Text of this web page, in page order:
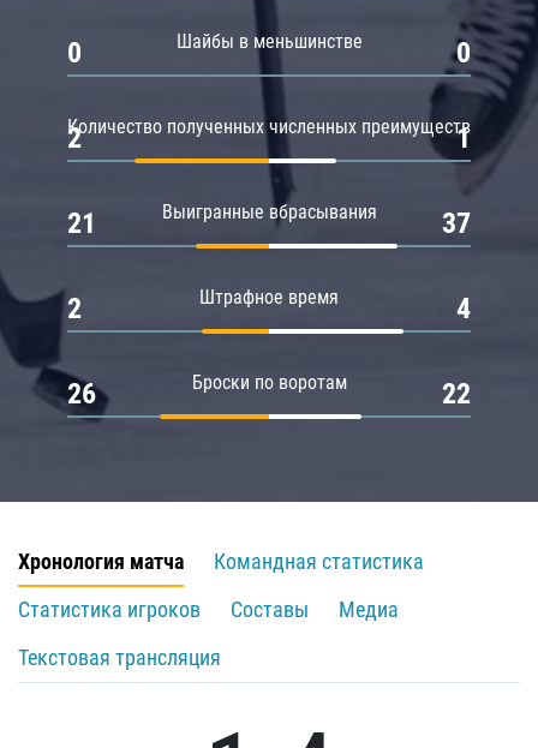
Шайбы в меньшинстве
0 0
Количество полученных численных преимуществ
2 1
Выигранные вбрасывания
21 37
Штрафное время
2 4
Броски по воротам
26 22
Хронология матча
Командная статистика
Статистика игроков
Составы
Медиа
Текстовая трансляция